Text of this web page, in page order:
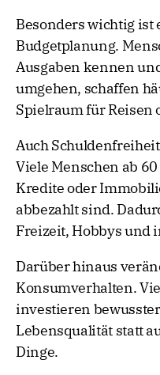
Besonders wichtig ist
Budgetplanung.
Ausgaben kennen
umgehen, schaffen
Spielraum für Reisen
Auch
Viele Menschen ab
Kredite oder
abbezahlt sind.
Freizeit, Hobbys und
Darüber hinaus
Konsumverhalten.
investieren
Lebensqualität statt
Dinge.